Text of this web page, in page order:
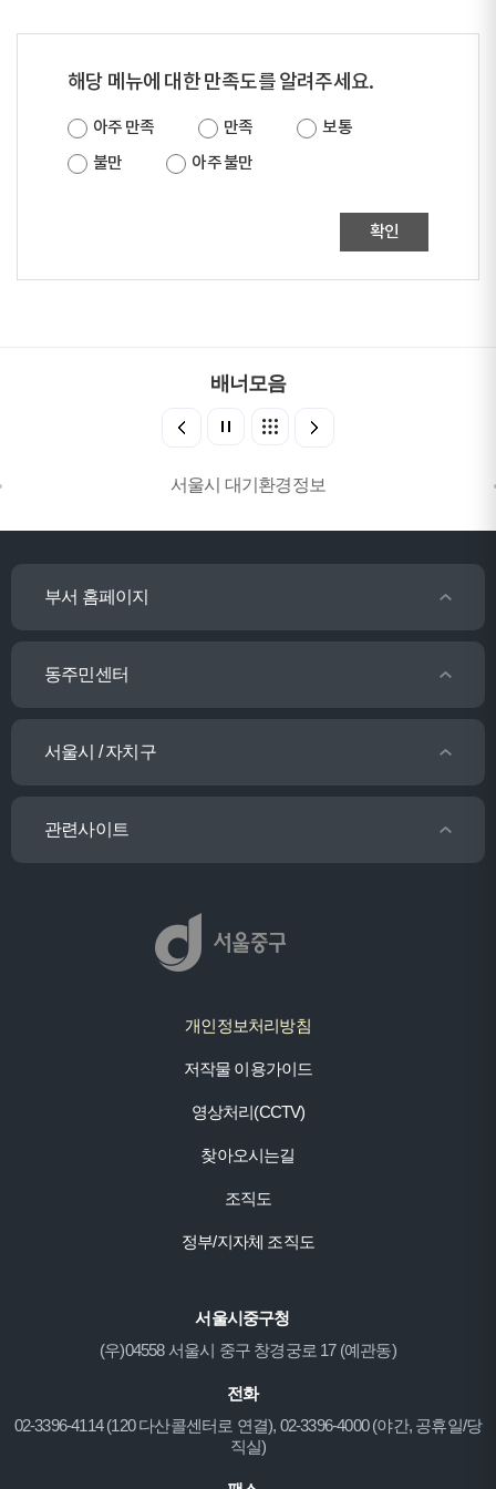
해당 메뉴에 대한 만족도를 알려주세요.
아주 만족 만족
보통
불만
아주 불만
확인
배너모음
서울시 대기환경정보
부서 홈페이지
동주민센터
서울시 / 자치구
관련사이트
개인정보처리방침
저작물 이용가이드
영상처리(CCTV)
찾아오시는길
조직도
정부/지자체 조직도
서울시중구청
(우)04558 서울시 중구 창경궁로 17 (예관동)
전화
02-3396-4114 (120 다산콜센터로 연결), 02-3396-4000 (야간, 공휴일/당
직실)